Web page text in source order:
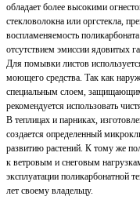
обладает более высокими
стекловолокна или оргстекла,
воспламеняемость
отсутствием эмиссии ядовитых
Для помывки листов
моющего средства. Так как
специальным слоем,
рекомендуется использовать
В теплицах и парниках,
создается определенный
развитию растений. К тому же
к ветровым и снеговым
эксплуатации поликарбонатной
лет своему владельцу.